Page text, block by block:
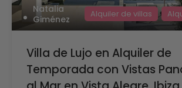
Natalia
Giménez
Alquiler de villas
Villa de Lujo en Alquiler de
Temporada con Vistas